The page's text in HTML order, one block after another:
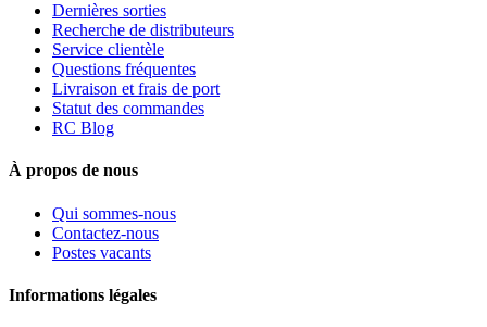
Dernières sorties
Recherche de distributeurs
Service clientèle
Questions fréquentes
Livraison et frais de port
Statut des commandes
RC Blog
À propos de nous
Qui sommes-nous
Contactez-nous
Postes vacants
Informations légales